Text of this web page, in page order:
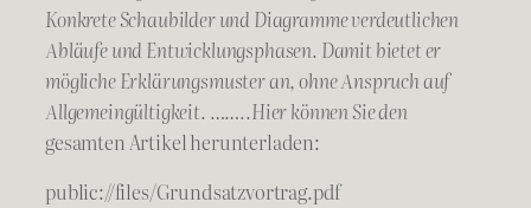
Konkrete Schaubilder und Diagramme verdeutlichen
Abläufe und Entwicklungsphasen. Damit bietet er
mögliche Erklärungsmuster an, ohne Anspruch auf
Allgemeingültigkeit. ……..Hier können Sie den
gesamten Artikel herunterladen:
public://files/Grundsatzvortrag.pdf